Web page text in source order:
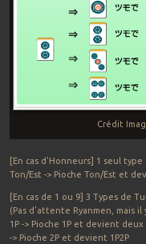
Crédit
[En cas d’Honneurs] 1 seul
Ton/Est -> Pioche Ton/Est et
[En cas de 1 ou 9] 3 Types de
(Pas d’attente Ryanmen, mais il
1P -> Pioche 1P et devient deux
-> Pioche 2P et devient 1P2P